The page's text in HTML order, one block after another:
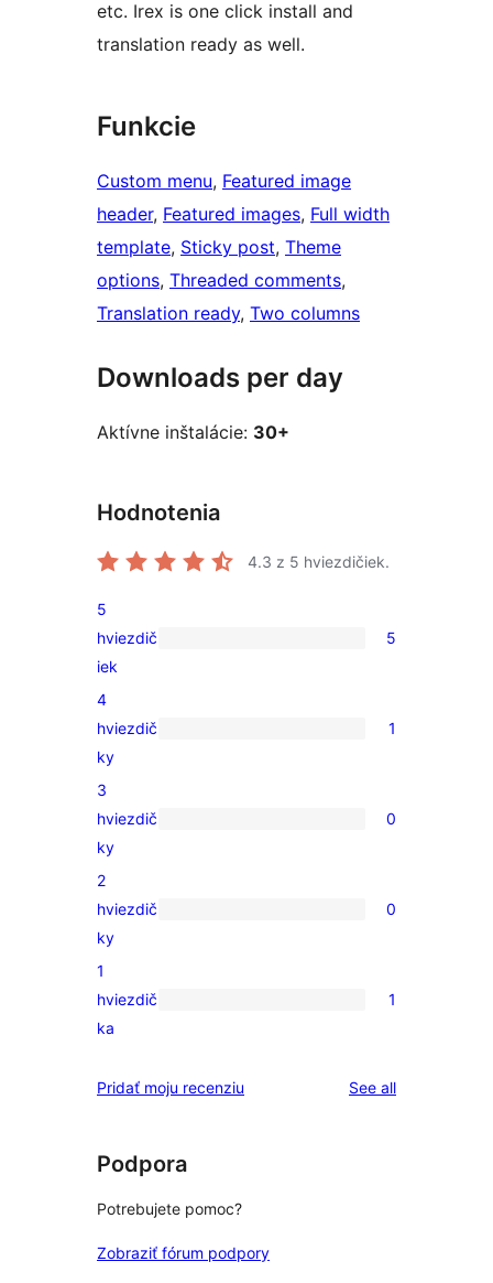
etc. Irex is one click install and
translation ready as well.
Funkcie
Custom menu, Featured image
header, Featured images, Full width
template, Sticky post, Theme
options, Threaded comments
Translation ready, Two columns
Downloads per day
Aktívne inštalácie: 30+
Hodnotenia
4.3 z 5 hviezdičiek.
5
recenzií
s
5-
hviezdičkovým
hodnotením
5
hviezdič
iek
5
1
recenzia
s
4-
hviezdičkovým
hodnotením
4
hviezdič
ky
1
0
recenzií
s
3-
hviezdičkovým
hodnotením
3
hviezdič
ky
0
0
recenzií
s
2-
hviezdičkovým
2
hviezdič
ky
0
1
recenzia
1-
hodnotením
1
hviezdič
ka
1
Pridať moju recenziu See allreviews
Podpora
Potrebujete pomoc?
Zobraziť fórum podpory